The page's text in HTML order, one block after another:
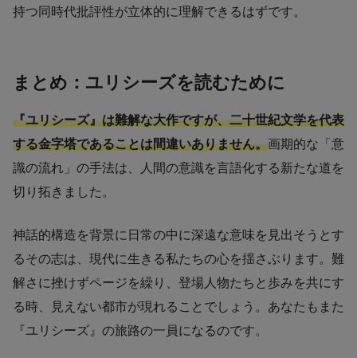
持つ同時代批評性が立体的に理解できるはずです。
まとめ：ユリシーズを読むために
『ユリシーズ』は難解な大作ですが、二十世紀文学を代表
する金字塔であることは間違いありません。画期的な「意
識の流れ」の手法は、人間の意識を言語化する新たな道を
切り拓きました。
神話的構造を背景に日常の中に深遠な意味を見出そうとす
るその志は、現代に生きる私たちの心を揺さぶります。難
解さに挫けずページを繰り、登場人物たちと歩みを共にす
る時、見えない都市が現れることでしょう。あなたもまた
『ユリシーズ』の旅路の一員になるのです。